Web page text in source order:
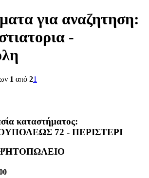
για αναζητηση:
-
1 από 21
καταστήματος:
72 - ΠΕΡΙΣΤΕΡΙ
ΨΗΤΟΠΩΛΕΙΟ